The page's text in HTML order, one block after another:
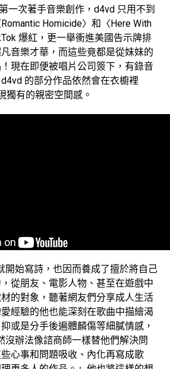
一次著手音樂創作，d4vd 只用不到
Homicide〉和〈Here With
爆紅，更一舉衝進美國告示牌排
音樂才華，而這些竟都是從妹妹的
現在即便被唱片公司簽下，有錄音
的部分作品依然會在衣櫥裡
獨有的親密空間感。
開始寫詩，也因而養成了擅於將自己
從朋友、電影人物、甚至在遊戲中
的對象，聽著網友們分享成人生活
經驗的他也能深刻在歌曲中描繪渴
或是分手後遍體麟傷等細膩情感，
沒辦法像諮商師一樣替他們解決問
心事和問題吸收、內化再寫成歌